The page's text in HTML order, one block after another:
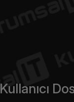
Kullanıcı